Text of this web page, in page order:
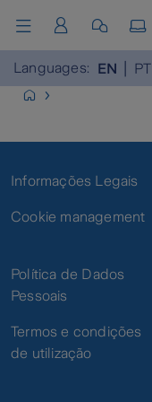
Languages: EN PT
Informações Legais
Cookie management
Política de Dados
Pessoais
Termos e condições
de utilização